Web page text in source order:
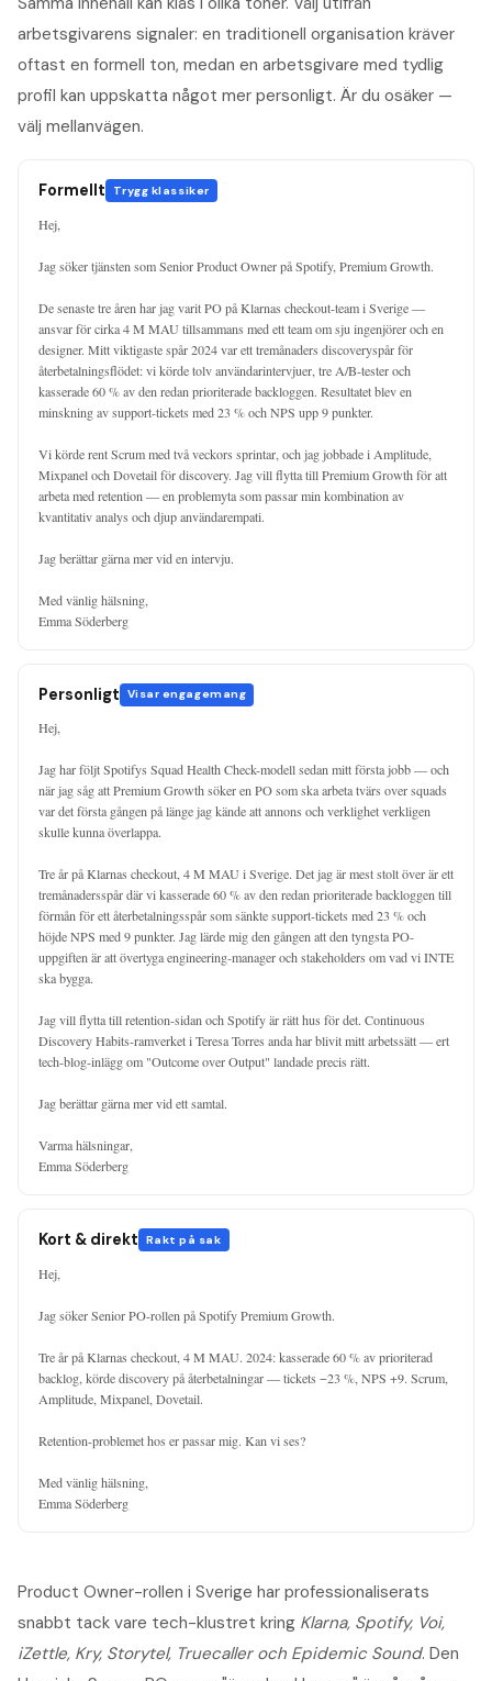
arbetsgivarens signaler: en traditionell organisation kräver
oftast en formell ton, medan en arbetsgivare med tydlig
profil kan uppskatta något mer personligt. Är du osäker —
välj mellanvägen.
Formellt Trygg klassiker
Hej,
Jag söker tjänsten som Senior Product Owner på Spotify, Premium Growth.
De senaste tre åren har jag varit PO på Klarnas checkout-team i Sverige —
ansvar för cirka 4 M MAU tillsammans med ett team om sju ingenjörer och en
designer. Mitt viktigaste spår 2024 var ett tremånaders discoveryspår för
återbetalningsflödet: vi körde tolv användarintervjuer, tre A/B-tester och
kasserade 60 % av den redan prioriterade backloggen. Resultatet blev en
minskning av support-tickets med 23 % och NPS upp 9 punkter.
Vi körde rent Scrum med två veckors sprintar, och jag jobbade i Amplitude,
Mixpanel och Dovetail för discovery. Jag vill flytta till Premium Growth för att
arbeta med retention — en problemyta som passar min kombination av
kvantitativ analys och djup användarempati.
Jag berättar gärna mer vid en intervju.
Med vänlig hälsning,
Emma Söderberg
Personligt Visar engagemang
Hej,
Jag har följt Spotifys Squad Health Check-modell sedan mitt första jobb — och
när jag såg att Premium Growth söker en PO som ska arbeta tvärs over squads
var det första gången på länge jag kände att annons och verklighet verkligen
skulle kunna överlappa.
Tre år på Klarnas checkout, 4 M MAU i Sverige. Det jag är mest stolt över är ett
tremånadersspår där vi kasserade 60 % av den redan prioriterade backloggen till
förmån för ett återbetalningsspår som sänkte support-tickets med 23 % och
höjde NPS med 9 punkter. Jag lärde mig den gången att den tyngsta PO-
uppgiften är att övertyga engineering-manager och stakeholders om vad vi INTE
ska bygga.
Jag vill flytta till retention-sidan och Spotify är rätt hus för det. Continuous
Discovery Habits-ramverket i Teresa Torres anda har blivit mitt arbetssätt — ert
tech-blog-inlägg om "Outcome over Output" landade precis rätt.
Jag berättar gärna mer vid ett samtal.
Varma hälsningar,
Emma Söderberg
Kort & direkt Rakt på sak
Hej,
Jag söker Senior PO-rollen på Spotify Premium Growth.
Tre år på Klarnas checkout, 4 M MAU. 2024: kasserade 60 % av prioriterad
backlog, körde discovery på återbetalningar — tickets −23 %, NPS +9. Scrum,
Amplitude, Mixpanel, Dovetail.
Retention-problemet hos er passar mig. Kan vi ses?
Med vänlig hälsning,
Emma Söderberg
Product Owner-rollen i Sverige har professionaliserats
snabbt tack vare tech-klustret kring Klarna, Spotify, Voi,
iZettle, Kry, Storytel, Truecaller och Epidemic Sound. Den